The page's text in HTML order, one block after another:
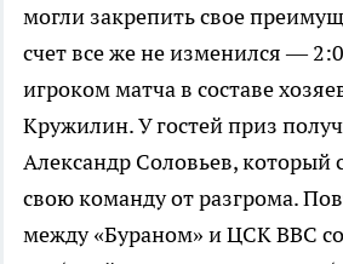
могли закрепить свое
счет все же не изменился —
игроком матча в составе
Кружилин. У гостей приз
Александр Соловьев, который
свою команду от разгрома.
между «Бураном» и ЦСК ВВС